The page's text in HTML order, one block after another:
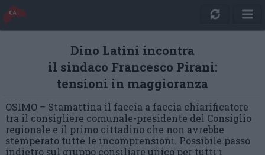
Dino Latini incontra
il sindaco Francesco Pirani:
tensioni in maggioranza
OSIMO – Stamattina il faccia a faccia chiarificatore
tra il consigliere comunale-presidente del Consiglio
regionale e il primo cittadino che non avrebbe
stemperato tutte le incomprensioni. Possibile passo
indietro sul gruppo consiliare unico per tutti i